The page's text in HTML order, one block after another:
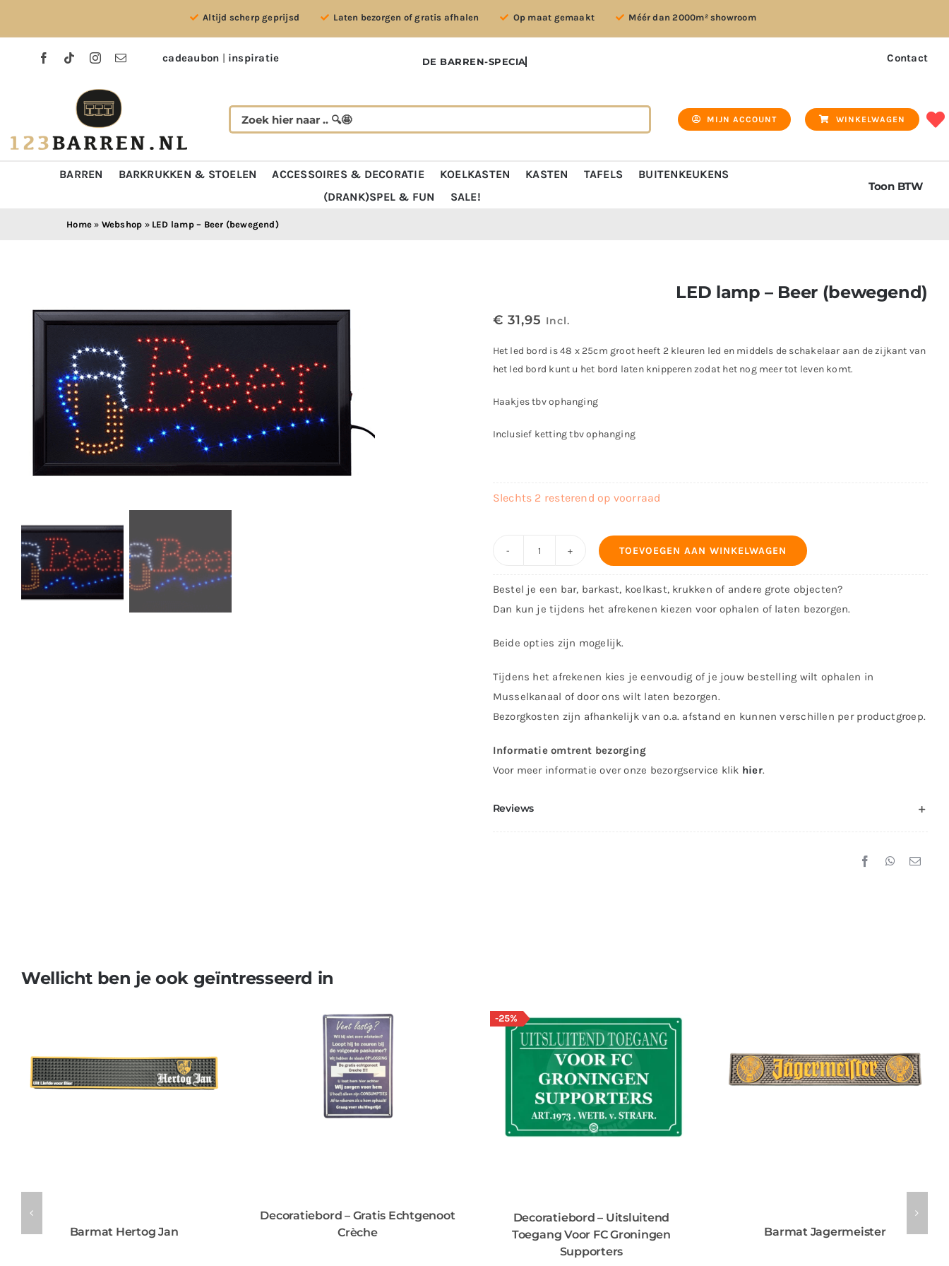
Altijd scherp geprijsd Laten bezorgen of gratis afhalen Op maat gemaakt Méér dan 2000m² showroom
cadeaubon | inspiratie Contact
MIJN ACCOUNT WINKELWAGEN
BARREN BARKRUKKEN & STOELEN ACCESSOIRES & DECORATIE KOELKASTEN KASTEN TAFELS
BUITENKEUKENS
(DRANK)SPEL & FUN
SALE!
Toon BTW
Home » Webshop » LED lamp – Beer (bewegend)
LED lamp – Beer (bewegend)
€ 31,95 Incl.
Het led bord is 48 x 25cm groot heeft 2 kleuren led en middels de schakelaar aan de zijkant van
het led bord kunt u het bord laten knipperen zodat het nog meer tot leven komt.
Haakjes tbv ophanging
Inclusief ketting tbv ophanging
Slechts 2 resterend op voorraad
Beer
(bewegend)
TOEVOEGEN AAN WINKELWAGEN
Bestel je een bar, barkast, koelkast, krukken of andere grote objecten?
Dan kun je tijdens het afrekenen kiezen voor ophalen of laten bezorgen.
Beide opties zijn mogelijk.
Tijdens het afrekenen kies je eenvoudig of je jouw bestelling wilt ophalen in
Musselkanaal of door ons wilt laten bezorgen.
Bezorgkosten zijn afhankelijk van o.a. afstand en kunnen verschillen per productgroep.
Informatie omtrent bezorging
Voor meer informatie over onze bezorgservice klik hier.
Reviews
Wellicht ben je ook geïntresseerd in
Barmat Hertog Jan
Decoratiebord – Gratis Echtgenoot
Crèche
-25%
Decoratiebord – Uitsluitend
Toegang Voor FC Groningen
Supporters
Barmat Jagermeister